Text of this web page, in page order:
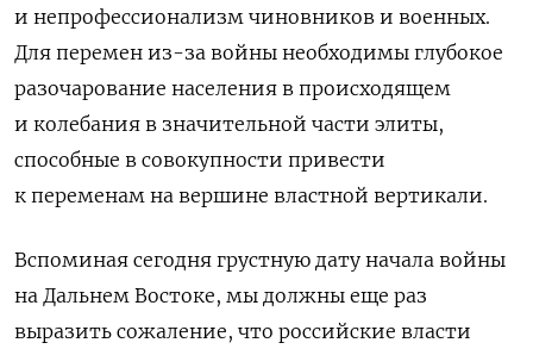
и непрофессионализм чиновников и военных.
Для перемен из-за войны необходимы глубокое
разочарование населения в происходящем
и колебания в значительной части элиты,
способные в совокупности привести
к переменам на вершине властной вертикали.
Вспоминая сегодня грустную дату начала войны
на Дальнем Востоке, мы должны еще раз
выразить сожаление, что российские власти